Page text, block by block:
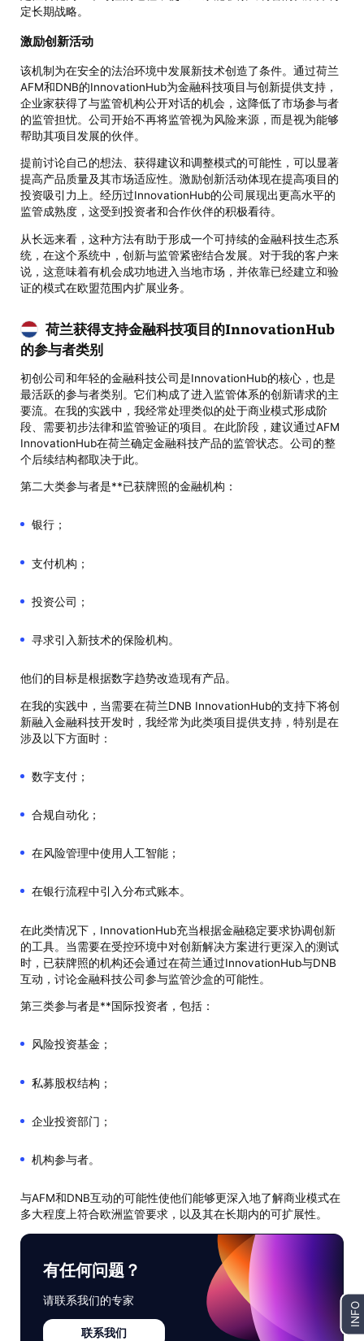
定长期战略。
激励创新活动
该机制为在安全的法治环境中发展新技术创造了条件。通过荷兰
AFM和DNB的InnovationHub为金融科技项目与创新提供支持，
企业家获得了与监管机构公开对话的机会，这降低了市场参与者
的监管担忧。公司开始不再将监管视为风险来源，而是视为能够
帮助其项目发展的伙伴。
提前讨论自己的想法、获得建议和调整模式的可能性，可以显著
提高产品质量及其市场适应性。激励创新活动体现在提高项目的
投资吸引力上。经历过InnovationHub的公司展现出更高水平的
监管成熟度，这受到投资者和合作伙伴的积极看待。
从长远来看，这种方法有助于形成一个可持续的金融科技生态系
统，在这个系统中，创新与监管紧密结合发展。对于我的客户来
说，这意味着有机会成功地进入当地市场，并依靠已经建立和验
证的模式在欧盟范围内扩展业务。
荷兰获得支持金融科技项目的InnovationHub
的参与者类别
初创公司和年轻的金融科技公司是InnovationHub的核心，也是
最活跃的参与者类别。它们构成了进入监管体系的创新请求的主
要流。在我的实践中，我经常处理类似的处于商业模式形成阶
段、需要初步法律和监管验证的项目。在此阶段，建议通过AFM
InnovationHub在荷兰确定金融科技产品的监管状态。公司的整
个后续结构都取决于此。
第二大类参与者是**已获牌照的金融机构：
银行；
支付机构；
投资公司；
寻求引入新技术的保险机构。
他们的目标是根据数字趋势改造现有产品。
在我的实践中，当需要在荷兰DNB InnovationHub的支持下将创
新融入金融科技开发时，我经常为此类项目提供支持，特别是在
涉及以下方面时：
数字支付；
合规自动化；
在风险管理中使用人工智能；
在银行流程中引入分布式账本。
在此类情况下，InnovationHub充当根据金融稳定要求协调创新
的工具。当需要在受控环境中对创新解决方案进行更深入的测试
时，已获牌照的机构还会通过在荷兰通过InnovationHub与DNB
互动，讨论金融科技公司参与监管沙盒的可能性。
第三类参与者是**国际投资者，包括：
风险投资基金；
私募股权结构；
企业投资部门；
机构参与者。
与AFM和DNB互动的可能性使他们能够更深入地了解商业模式在
多大程度上符合欧洲监管要求，以及其在长期内的可扩展性。
有任何问题？
请联系我们的专家
联系我们
INFO